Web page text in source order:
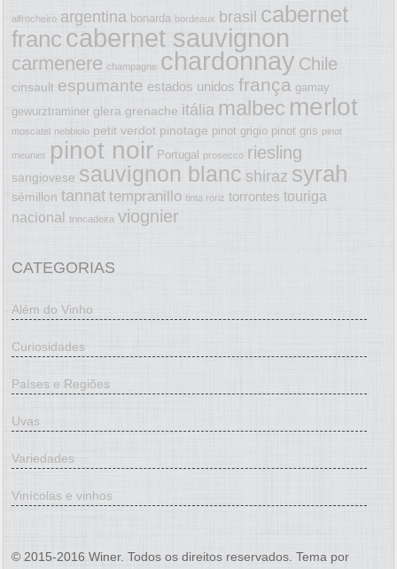
alfrocheiro argentina bonarda bordeaux brasil cabernet
franc cabernet sauvignon
carmenere champagne chardonnay Chile
cinsault espumante estados unidos frança gamay
gewurztraminer glera grenache itália malbec merlot
moscatel nebbiolo petit verdot pinotage pinot grigio pinot gris pinot
meunier pinot noir Portugal prosecco riesling
sangiovese sauvignon blanc shiraz syrah
sémillon tannat tempranillo tinta roriz torrontes touriga
nacional trincadeira viognier
CATEGORIAS
Além do Vinho
Curiosidades
Países e Regiões
Uvas
Variedades
Vinícolas e vinhos
© 2015-2016 Winer. Todos os direitos reservados. Tema por